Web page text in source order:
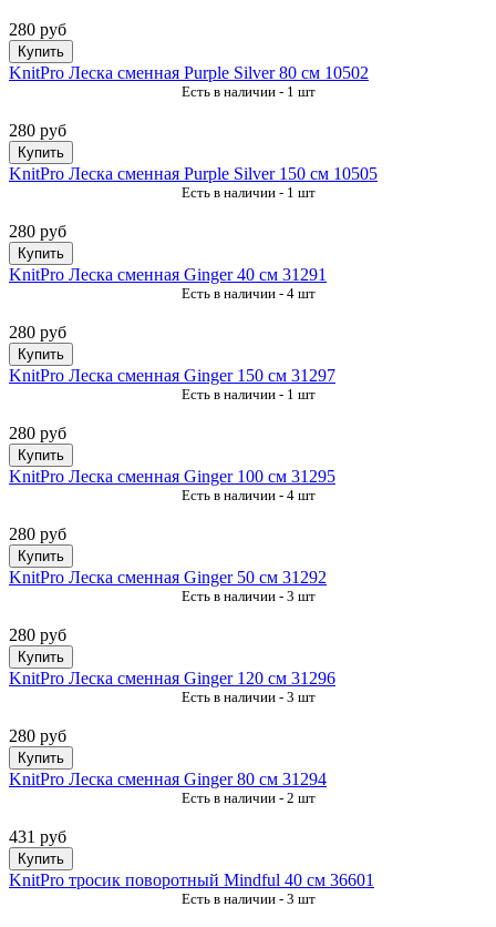
280 руб
Купить
KnitPro Леска сменная Purple Silver 80 см 10502
Есть в наличии - 1 шт
280 руб
Купить
KnitPro Леска сменная Purple Silver 150 см 10505
Есть в наличии - 1 шт
280 руб
Купить
KnitPro Леска сменная Ginger 40 см 31291
Есть в наличии - 4 шт
280 руб
Купить
KnitPro Леска сменная Ginger 150 см 31297
Есть в наличии - 1 шт
280 руб
Купить
KnitPro Леска сменная Ginger 100 см 31295
Есть в наличии - 4 шт
280 руб
Купить
KnitPro Леска сменная Ginger 50 см 31292
Есть в наличии - 3 шт
280 руб
Купить
KnitPro Леска сменная Ginger 120 см 31296
Есть в наличии - 3 шт
280 руб
Купить
KnitPro Леска сменная Ginger 80 см 31294
Есть в наличии - 2 шт
431 руб
Купить
KnitPro тросик поворотный Mindful 40 см 36601
Есть в наличии - 3 шт